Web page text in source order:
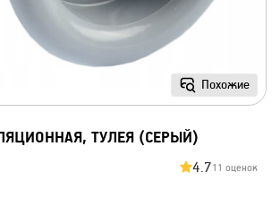
Похожие
ТУЛЕЯ (СЕРЫЙ)
4.711 оценок